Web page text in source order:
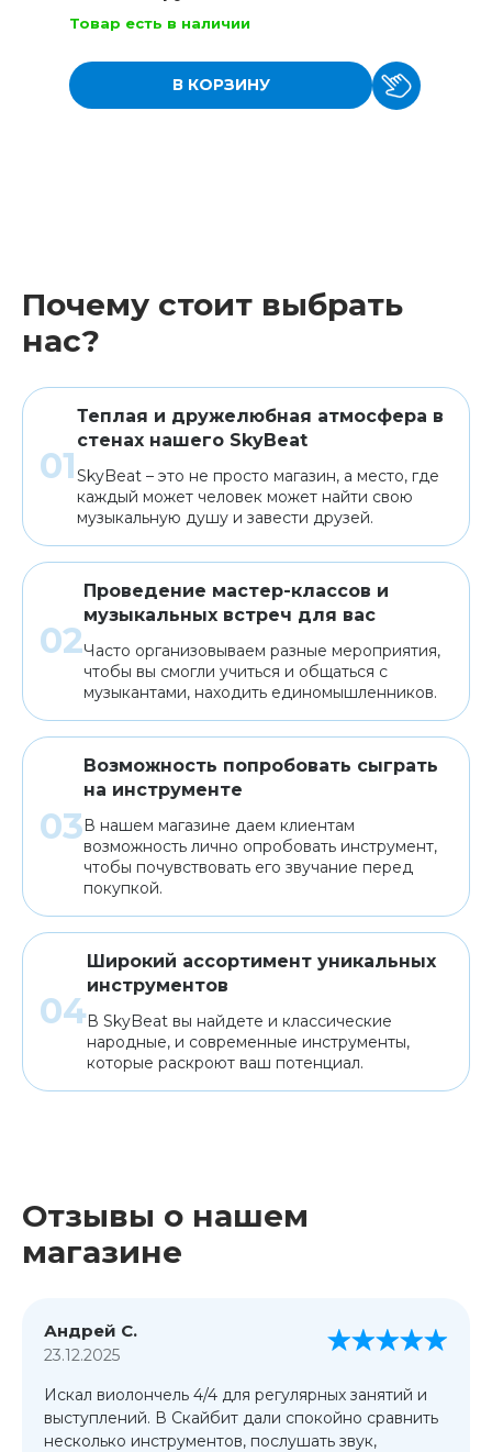
Товар есть в наличии
В КОРЗИНУ
Почему стоит выбрать
нас?
Теплая и дружелюбная атмосфера в
стенах нашего SkyBeat
SkyBeat – это не просто магазин, а место, где
каждый может человек может найти свою
музыкальную душу и завести друзей.
Проведение мастер-классов и
музыкальных встреч для вас
Часто организовываем разные мероприятия,
чтобы вы смогли учиться и общаться с
музыкантами, находить единомышленников.
Возможность попробовать сыграть
на инструменте
В нашем магазине даем клиентам
возможность лично опробовать инструмент,
чтобы почувствовать его звучание перед
покупкой.
Широкий ассортимент уникальных
инструментов
В SkyBeat вы найдете и классические
народные, и современные инструменты,
которые раскроют ваш потенциал.
Отзывы о нашем
магазине
Андрей С.
23.12.2025
Искал виолончель 4/4 для регулярных занятий и
выступлений. В Скайбит дали спокойно сравнить
несколько инструментов, послушать звук,